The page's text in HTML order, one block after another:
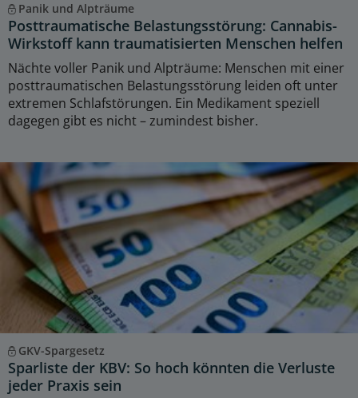
Panik und Alpträume
Posttraumatische Belastungsstörung: Cannabis-
Wirkstoff kann traumatisierten Menschen helfen
Nächte voller Panik und Alpträume: Menschen mit einer
posttraumatischen Belastungsstörung leiden oft unter
extremen Schlafstörungen. Ein Medikament speziell
dagegen gibt es nicht – zumindest bisher.
GKV-Spargesetz
Sparliste der KBV: So hoch könnten die Verluste
jeder Praxis sein